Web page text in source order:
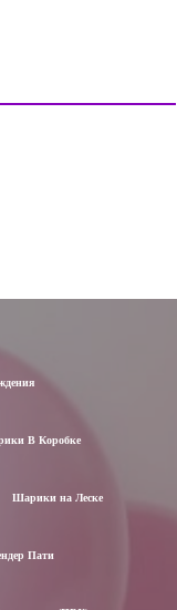
В Коробке
Шарики на Леске
Пати